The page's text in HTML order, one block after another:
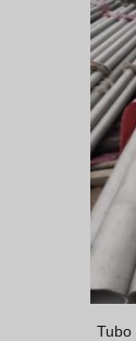
Tubo